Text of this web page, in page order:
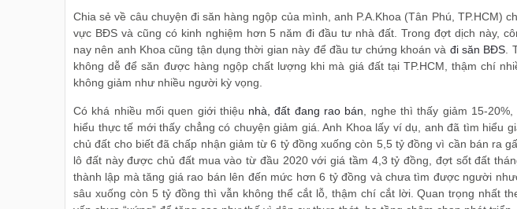
Chia sẻ về câu chuyện đi săn hàng ngộp của mình, anh P.A.Khoa (Tân Phú, TP.HCM)
vực BĐS và cũng có kinh nghiệm hơn 5 năm đi đầu tư nhà đất. Trong đợt dịch này,
nay nên anh Khoa cũng tận dụng thời gian này để đầu tư chứng khoán và đi săn BĐS .
không dễ để săn được hàng ngộp chất lượng khi mà giá đất tại TP.HCM, thậm chí
không giảm như nhiều người kỳ vọng.
Có khá nhiều mối quen giới thiệu nhà, đất đang rao bán , nghe thì thấy giảm 15-
hiểu thực tế mới thấy chẳng có chuyện giảm giá. Anh Khoa lấy ví dụ, anh đã tìm hiểu
chủ đất cho biết đã chấp nhận giảm từ 6 tỷ đồng xuống còn 5,5 tỷ đồng vì cần bán ra
lô đất này được chủ đất mua vào từ đầu 2020 với giá tầm 4,3 tỷ đồng, đợt sốt đất
thành lập mà tăng giá rao bán lên đến mức hơn 6 tỷ đồng và chưa tìm được người
sâu xuống còn 5 tỷ đồng thì vẫn không thể cắt lỗ, thậm chí cắt lời. Quan trọng nhất